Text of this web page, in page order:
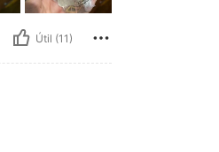
Útil (11)